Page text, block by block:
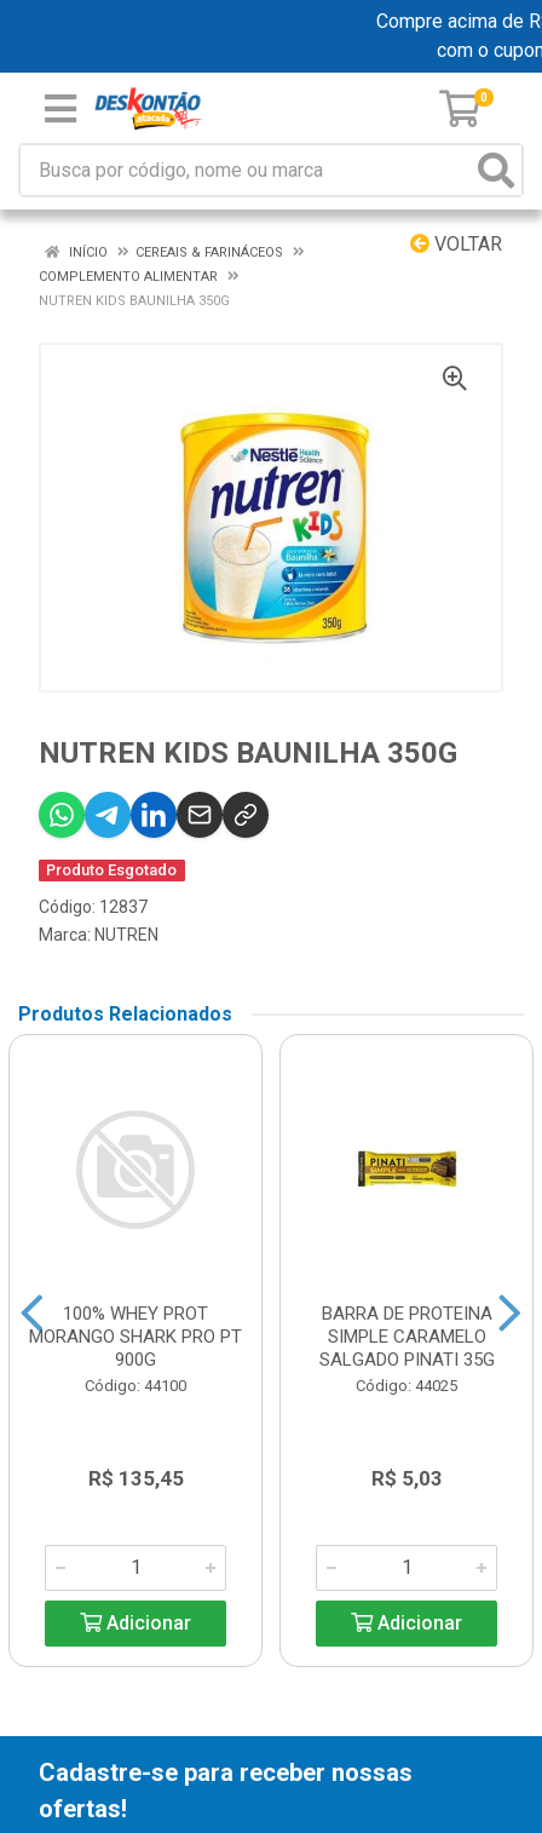
Compre acima de
com o
0
VOLTAR
INÍCIO
CEREAIS & FARINÁCEOS
COMPLEMENTO ALIMENTAR
NUTREN KIDS BAUNILHA 350G
NUTREN KIDS BAUNILHA 350G
Produto Esgotado
Código: 12837
Marca: NUTREN
Produtos Relacionados
100% WHEY PROT
MORANGO SHARK PRO PT
900G
Código: 44100
R$ 135,45
Adicionar
BARRA DE PROTEINA
SIMPLE CARAMELO
SALGADO PINATI 35G
Código: 44025
R$ 5,03
Adicionar
Cadastre-se para receber nossas
ofertas!